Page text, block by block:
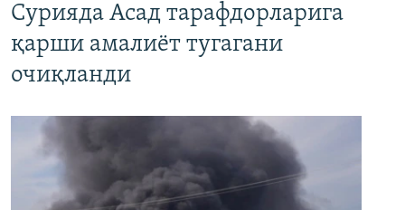
Сурияда Асад тарафдорларига
қарши амалиёт тугагани
очиқланди